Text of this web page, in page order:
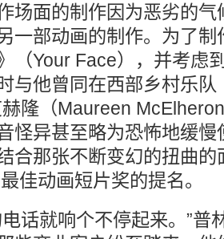
场面的制作因为恶劣的
一部动画的制作。为了
（Your Face），并考虑
与他曾同在西部乡村乐
赫隆（Maureen
怪异甚至略为恐怖地缓
合那张不断变幻的扭曲
佳动画短片奖的提名。
话就响个不停起来。”普